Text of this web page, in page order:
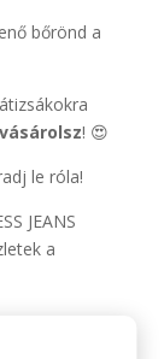
bőrönd a
! 😍
le róla!
JEANS
a